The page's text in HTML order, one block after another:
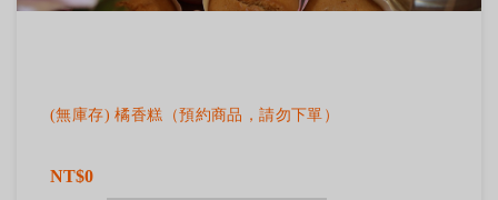
(無庫存) 橘香糕（預約商品，請勿下單）
NT$0